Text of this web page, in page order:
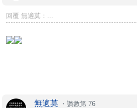
回覆 無適莫：...
無適莫 ・讚數第 76